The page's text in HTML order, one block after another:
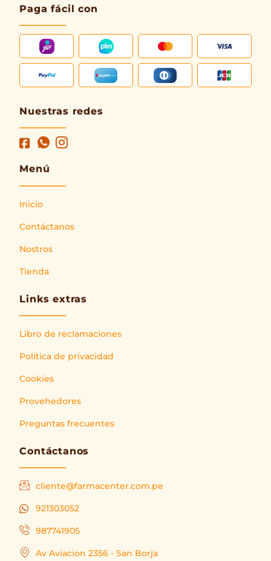
Paga fácil con
Nuestras redes
Menú
Inicio
Contáctanos
Nostros
Tienda
Links extras
Libro de reclamaciones
Política de privacidad
Cookies
Provehedores
Preguntas frecuentes
Contáctanos
cliente@farmacenter.com.pe
921303052
987741905
Av Aviacion 2356 - San Borja